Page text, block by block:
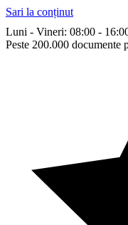
Sari la conținut
Luni - Vineri: 08:00 -
Peste 200.000 documente